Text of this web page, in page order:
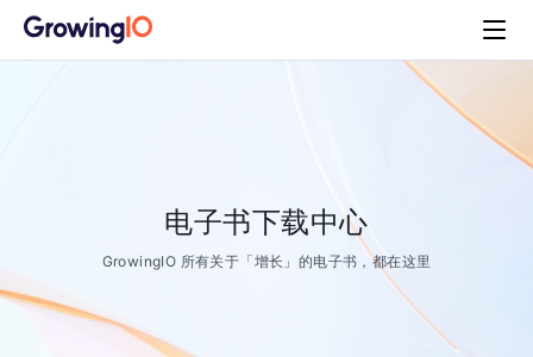
电子书下载中心
GrowingIO 所有关于「增长」的电子书，都在这里